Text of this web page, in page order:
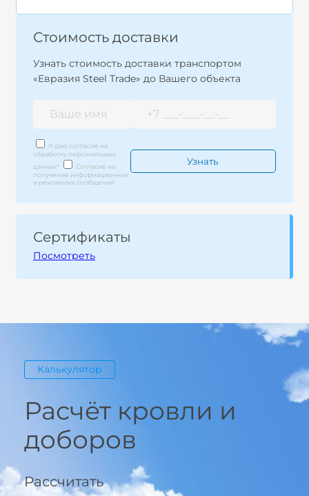
Стоимость доставки
Узнать стоимость доставки транспортом
«Евразия Steel Trade» до Вашего объекта
Я даю согласие на
обработку персональных
данных*
Согласие на
получение информационных
и рекламных сообщений
Сертификаты
Посмотреть
Калькулятор
Расчёт кровли и
доборов
Рассчитать